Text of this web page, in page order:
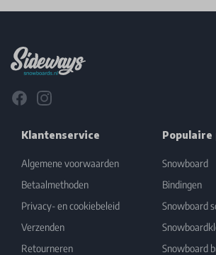
FacebookInstagram
Klantenservice
Algemene voorwaarden
Betaalmethoden
Privacy- en cookiebeleid
Verzenden
Retourneren
Populaire
Snowboard
Bindingen
Snowboard
Snowboard